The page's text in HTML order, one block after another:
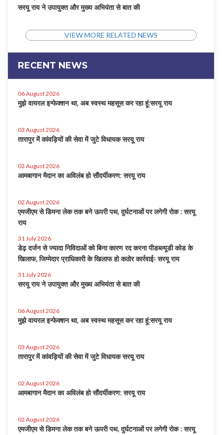
सरयू राय ने उपायुक्त और मुख्य अभियंता से बात की
VIEW MORE RELATED NEWS
RECENT NEWS
06 August 2026
मुझे वायरल इन्फेक्शन था, अब स्वस्थ महसूस कर रहा हूं:सरयू राय
03 August 2026
तारापुर में कांवड़ियों की सेवा में जुटे विधायक सरयू राय
02 August 2026
आमबागान मैदान का अविलंब हो सौंदर्यीकरण: सरयू राय
02 August 2026
एमजीएम से डिमना लेक तक बने ऊपरी पथ, दुर्घटनाओं पर लगेगी रोक : सरयू
राय
31 July 2026
डेढ़ दर्जन से ज्यादा निविदाओं को बिना कारण रद करना पीडब्ल्यूडी कोड के
खिलाफ, जिम्मेदार प्राधिकारी के खिलाफ हो कठोर कार्रवाईः सरयू राय
31 July 2026
सरयू राय ने उपायुक्त और मुख्य अभियंता से बात की
06 August 2026
मुझे वायरल इन्फेक्शन था, अब स्वस्थ महसूस कर रहा हूं:सरयू राय
03 August 2026
तारापुर में कांवड़ियों की सेवा में जुटे विधायक सरयू राय
02 August 2026
आमबागान मैदान का अविलंब हो सौंदर्यीकरण: सरयू राय
02 August 2026
एमजीएम से डिमना लेक तक बने ऊपरी पथ, दुर्घटनाओं पर लगेगी रोक : सरयू